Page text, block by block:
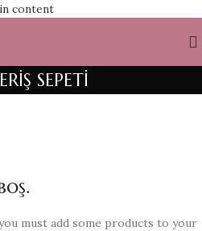
content
SEPETİ
must add some products to your